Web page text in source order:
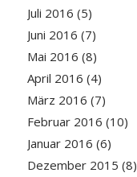
Juli 2016 (5)
Juni 2016 (7)
Mai 2016 (8)
April 2016 (4)
März 2016 (7)
Februar 2016 (10)
Januar 2016 (6)
Dezember 2015 (8)